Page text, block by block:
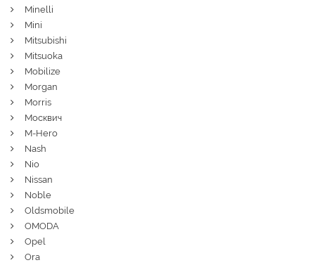
Minelli
Mini
Mitsubishi
Mitsuoka
Mobilize
Morgan
Morris
Москвич
M-Hero
Nash
Nio
Nissan
Noble
Oldsmobile
OMODA
Opel
Ora